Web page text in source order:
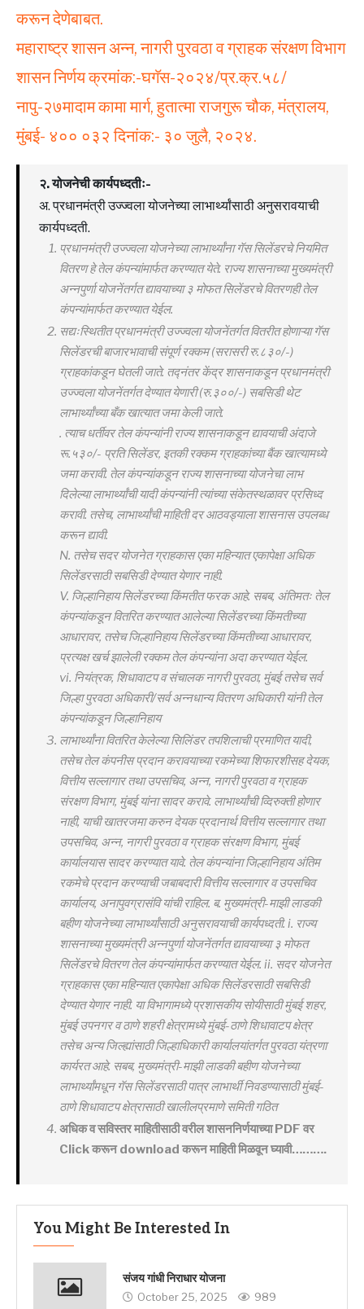
करून देणेबाबत.
महाराष्ट्र शासन अन्न, नागरी पुरवठा व ग्राहक संरक्षण विभाग
शासन निर्णय क्रमांक:-घगॅस-२०२४/प्र.क्र.५८/
नापु-२७मादाम कामा मार्ग, हुतात्मा राजगुरू चौक, मंत्रालय,
मुंबई- ४०० ०३२ दिनांक:- ३० जुलै, २०२४.
२. योजनेची कार्यपध्दतीः-
अ. प्रधानमंत्री उज्ज्वला योजनेच्या लाभार्थ्यांसाठी अनुसरावयाची
कार्यपध्दती.
प्रधानमंत्री उज्ज्वला योजनेच्या लाभार्थ्यांना गॅस सिलेंडरचे नियमित
वितरण हे तेल कंपन्यांमार्फत करण्यात येते. राज्य शासनाच्या मुख्यमंत्री
अन्नपुर्णा योजनेंतर्गत द्यावयाच्या ३ मोफत सिलेंडरचे वितरणही तेल
कंपन्यांमार्फत करण्यात येईल.
सद्यःस्थितीत प्रधानमंत्री उज्ज्वला योजनेंतर्गत वितरीत होणाऱ्या गॅस
सिलेंडरची बाजारभावाची संपूर्ण रक्कम (सरासरी रु.८३०/-)
ग्राहकांकडून घेतली जाते. तद्नंतर केंद्र शासनाकडून प्रधानमंत्री
उज्ज्वला योजनेंतर्गत देण्यात येणारी (रु.३००/-) सबसिडी थेट
लाभार्थ्यांच्या बँक खात्यात जमा केली जाते.
. त्याच धर्तीवर तेल कंपन्यांनी राज्य शासनाकडून द्यावयाची अंदाजे
रू.५३०/- प्रति सिलेंडर, इतकी रक्कम ग्राहकांच्या बैंक खात्यामध्ये
जमा करावी. तेल कंपन्यांकडून राज्य शासनाच्या योजनेचा लाभ
दिलेल्या लाभार्थ्यांची यादी कंपन्यांनी त्यांच्या संकेतस्थळावर प्रसिध्द
करावी. तसेच, लाभार्थ्यांची माहिती दर आठवड्याला शासनास उपलब्ध
करून द्यावी.
N. तसेच सदर योजनेत ग्राहकास एका महिन्यात एकापेक्षा अधिक
सिलेंडरसाठी सबसिडी देण्यात येणार नाही.
V. जिल्हानिहाय सिलेंडरच्या किंमतीत फरक आहे. सबब, अंतिमतः तेल
कंपन्यांकडून वितरित करण्यात आलेल्या सिलेंडरच्या किंमतीच्या
आधारावर, तसेच जिल्हानिहाय सिलेंडरच्या किंमतीच्या आधारावर,
प्रत्यक्ष खर्च झालेली रक्कम तेल कंपन्यांना अदा करण्यात येईल.
vi. नियंत्रक, शिधावाटप व संचालक नागरी पुरवठा, मुंबई तसेच सर्व
जिल्हा पुरवठा अधिकारी/सर्व अन्नधान्य वितरण अधिकारी यांनी तेल
कंपन्यांकडून जिल्हानिहाय
लाभार्थ्यांना वितरित केलेल्या सिलिंडर तपशिलाची प्रमाणित यादी,
तसेच तेल कंपनीस प्रदान करावयाच्या रकमेच्या शिफारशीसह देयक,
वित्तीय सल्लागार तथा उपसचिव, अन्न, नागरी पुरवठा व ग्राहक
संरक्षण विभाग, मुंबई यांना सादर करावे. लाभार्थ्यांची व्दिरुक्ती होणार
नाही, याची खातरजमा करुन देयक प्रदानार्थ वित्तीय सल्लागार तथा
उपसचिव, अन्न, नागरी पुरवठा व ग्राहक संरक्षण विभाग, मुंबई
कार्यालयास सादर करण्यात यावे. तेल कंपन्यांना जिल्हानिहाय अंतिम
रकमेचे प्रदान करण्याची जबाबदारी वित्तीय सल्लागार व उपसचिव
कार्यालय, अनापुवग्रासंवि यांची राहिल. ब. मुख्यमंत्री-माझी लाडकी
बहीण योजनेच्या लाभार्थ्यांसाठी अनुसरावयाची कार्यपध्दती. i. राज्य
शासनाच्या मुख्यमंत्री अन्नपुर्णा योजनेंतर्गत द्यावयाच्या ३ मोफत
सिलेंडरचे वितरण तेल कंपन्यांमार्फत करण्यात येईल. ii. सदर योजनेत
ग्राहकास एका महिन्यात एकापेक्षा अधिक सिलेंडरसाठी सबसिडी
देण्यात येणार नाही. या विभागामध्ये प्रशासकीय सोयीसाठी मुंबई शहर,
मुंबई उपनगर व ठाणे शहरी क्षेत्रामध्ये मुंबई-ठाणे शिधावाटप क्षेत्र
तसेच अन्य जिल्ह्यांसाठी जिल्हाधिकारी कार्यालयांतर्गत पुरवठा यंत्रणा
कार्यरत आहे. सबब, मुख्यमंत्री-माझी लाडकी बहीण योजनेच्या
लाभार्थ्यांमधून गॅस सिलेंडरसाठी पात्र लाभार्थी निवडण्यासाठी मुंबई-
ठाणे शिधावाटप क्षेत्रासाठी खालीलप्रमाणे समिती गठित
अधिक व सविस्तर माहितीसाठी वरील शासननिर्णयाच्या PDF वर
Click करून download करून माहिती मिळवून घ्यावी……….
You Might Be Interested In
संजय गांधी निराधार योजना
October 25, 2025 989